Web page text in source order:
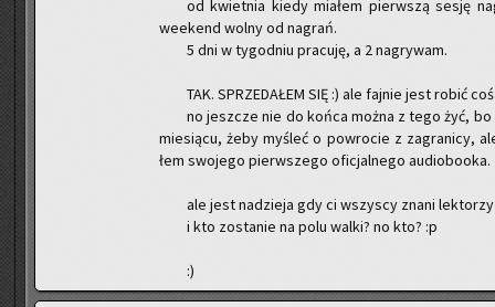
od kwiet­nia kiedy mia­łem pierw­szą sesję
week­end wolny od na­grań.
5 dni w ty­go­dniu pra­cu­ję, a 2 na­gry­wam.
TAK. SPRZE­DA­ŁEM SIĘ :) ale faj­nie jest robić
no jesz­cze nie do końca można z tego żyć,
mie­sią­cu, żeby my­śleć o po­wro­cie z za­gra­ni­cy,
łem swo­je­go pierw­sze­go ofi­cjal­ne­go au­dio­bo­oka.
ale jest na­dzie­ja gdy ci wszy­scy znani
i kto zo­sta­nie na polu walki? no kto? :p
:)